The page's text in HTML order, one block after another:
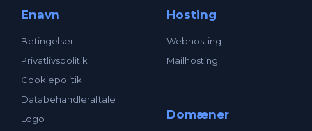
Enavn
Betingelser
Privatlivspolitik
Cookiepolitik
Databehandleraftale
Logo
Hosting
Webhosting
Mailhosting
Domæner